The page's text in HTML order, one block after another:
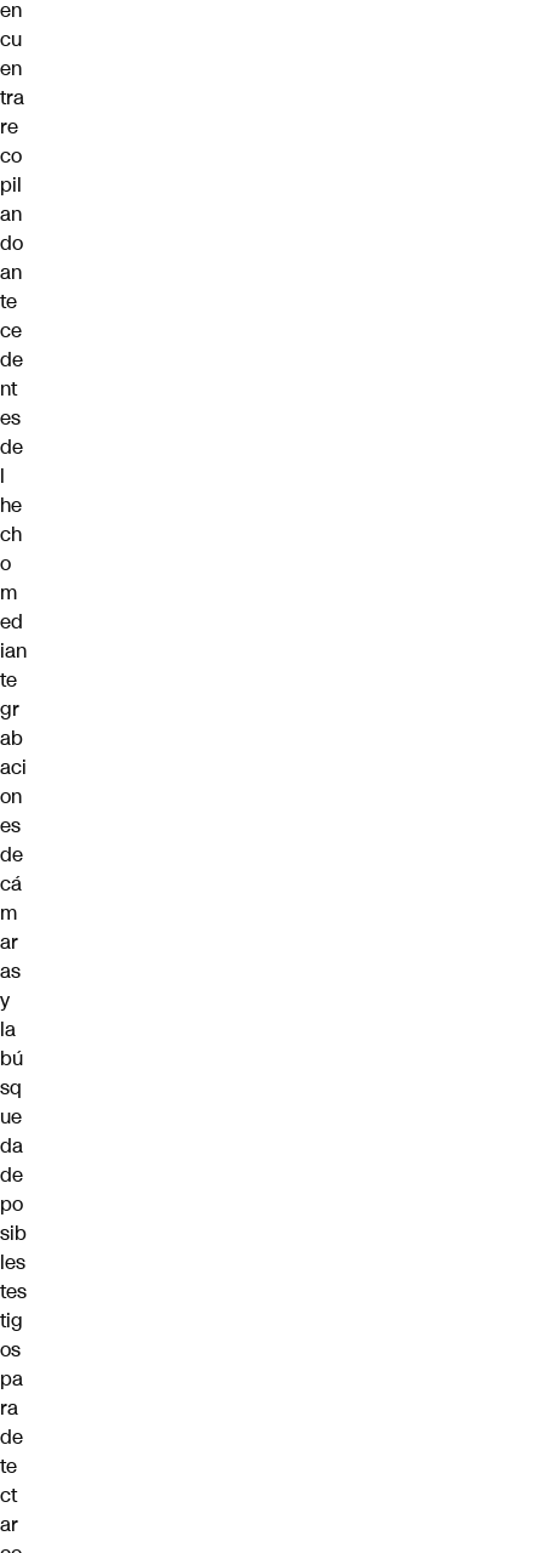
en
cu
en
tra
re
co
pil
an
do
an
te
ce
de
nt
es
de
l
he
ch
o
m
ed
ian
te
gr
ab
aci
on
es
de
cá
m
ar
as
y
la
bú
sq
ue
da
de
po
sib
les
tes
tig
os
pa
ra
de
te
ct
ar